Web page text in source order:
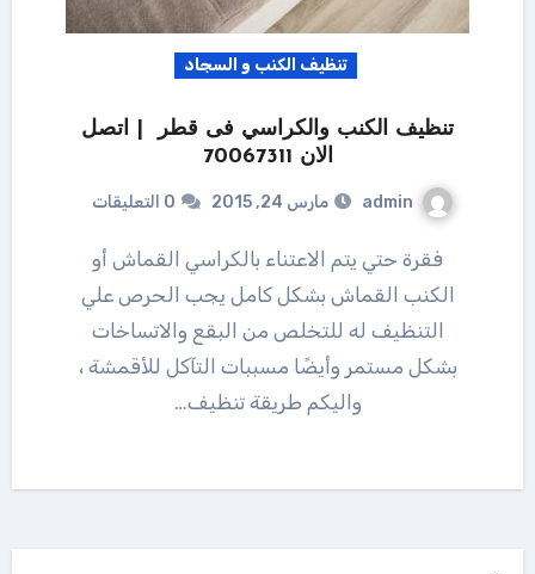
تنظيف الكنب و السجاد
تنظيف الكنب والكراسي فى قطر | اتصل
الان 70067311
admin مارس 24, 2015 0 التعليقات
فقرة حتي يتم الاعتناء بالكراسي القماش أو
الكنب القماش بشكل كامل يجب الحرص علي
التنظيف له للتخلص من البقع والاتساخات
بشكل مستمر وأيضًا مسببات التآكل للأقمشة ،
واليكم طريقة تنظيف…